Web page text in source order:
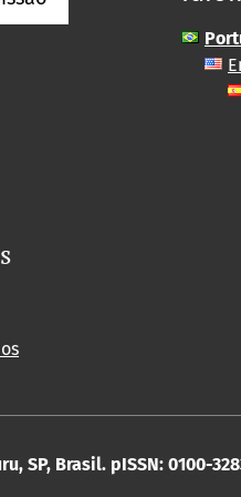
SP, Brasil. pISSN: 0100-